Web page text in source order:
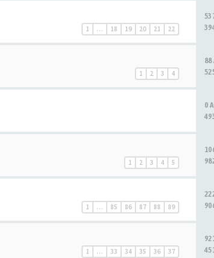
1 … 18 19 20 21 22
1 2 3 4
0
1 2 3 4 5
1 … 85 86 87 88 89
1 … 33 34 35 36 37